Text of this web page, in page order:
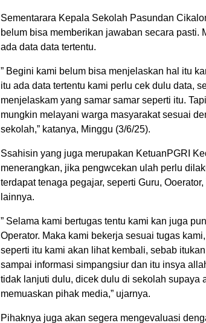
Sementarara Kepala Sekolah Pasundan
belum bisa memberikan jawaban secara pasti.
ada data data tertentu.
” Begini kami belum bisa menjelaskan hal itu
itu ada data tertentu kami perlu cek dulu data,
menjelaskam yang samar samar seperti itu.
mungkin melayani warga masyarakat sesuai
sekolah,” katanya, Minggu (3/6/25).
Ssahisin yang juga merupakan KetuanPGRI
menerangkan, jika pengwcekan ulah perlu
terdapat tenaga pegajar, seperti Guru,
lainnya.
” Selama kami bertugas tentu kami kan juga
Operator. Maka kami bekerja sesuai tugas
seperti itu kami akan lihat kembali, sebab
sampai informasi simpangsiur dan itu insya
tidak lanjuti dulu, dicek dulu di sekolah supaya
memuaskan pihak media,” ujarnya.
Pihaknya juga akan segera mengevaluasi